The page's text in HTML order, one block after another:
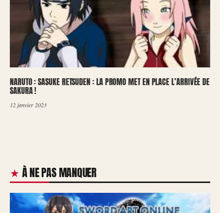
NARUTO : SASUKE RETSUDEN : LA PROMO MET EN PLACE L’ARRIVÉE DE
SAKURA !
12 janvier 2023
À NE PAS MANQUER